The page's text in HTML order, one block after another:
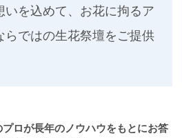
いを込めて、お花に拘るア
らではの生花祭壇をご提供
ロが長年のノウハウをもとにお答